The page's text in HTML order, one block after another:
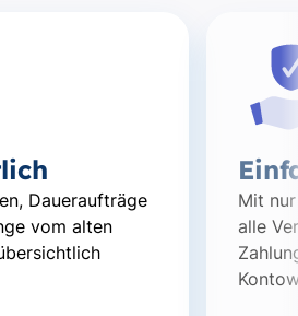
Daueraufträge
vom alten
Mit
alle